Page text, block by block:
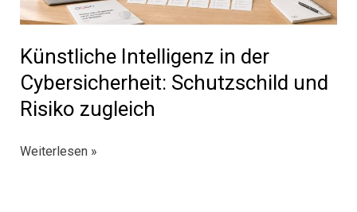
Künstliche Intelligenz in der
Cybersicherheit: Schutzschild und
Risiko zugleich
Künstliche
Weiterlesen »